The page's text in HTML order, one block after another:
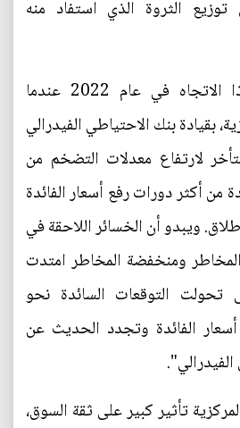
الثروة الذي استفاد منه
ومع ذلك، انعكس هذا الاتجاه في عام 2022 عندما
بقيادة بنك الاحتياطي الفيدرالي
لارتفاع معدلات التضخم من
أكثر دورات رفع أسعار الفائدة
ويبدو أن الخسائر اللاحقة في
ومنخفضة المخاطر امتدت
2023 حتى تحولت التوقعات السائدة نحو
الفائدة وتجدد الحديث عن
تأثير كبير على ثقة السوق،